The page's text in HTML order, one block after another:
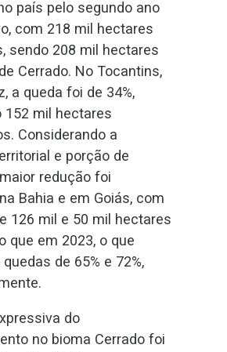
país pelo segundo ano
com 218 mil hectares
sendo 208 mil hectares
Cerrado. No Tocantins,
a queda foi de 34%,
152 mil hectares
Considerando a
e porção de
redução foi
Bahia e em Goiás, com
126 mil e 50 mil hectares
que em 2023, o que
de 65% e 72%,
do
no bioma Cerrado foi